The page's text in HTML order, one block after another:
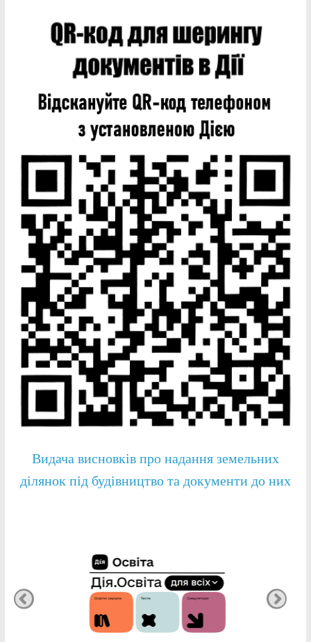
Видача висновків про надання земельних
ділянок під будівництво та документи до них